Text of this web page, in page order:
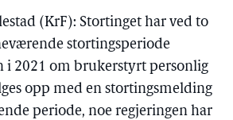
(KrF): Stortinget har ved to
stortingsperiode
i 2021 om brukerstyrt personlig
opp med en stortingsmelding
periode, noe regjeringen har